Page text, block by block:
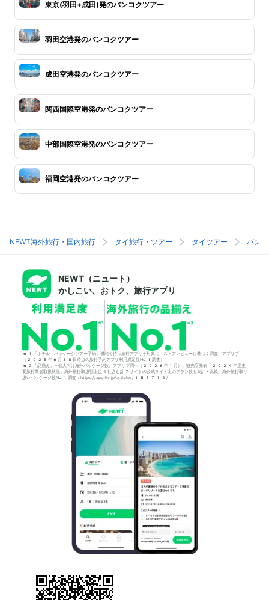
東京(羽田+成田)発のバンコクツアー
羽田空港発のバンコクツアー
成田空港発のバンコクツアー
関西国際空港発のバンコクツアー
中部国際空港発のバンコクツアー
福岡空港発のバンコクツアー
NEWT海外旅行・国内旅行 タイ旅行・ツアー タイツアー バン
NEWT（ニュート）
かしこい、おトク、旅行アプリ
*1「ホテル・パッケージツアー予約」機能を持つ旅行アプリを対象に、ストアレビューに基づく調査。アプリブ
（2025年6月18日時点の旅行予約アプリ利用満足度No.1調査）
*2「品揃え」＝個人向け海外パッケージ数。アプリブ調べ（2026年1月）。観光庁発表「2024年度主
要旅行業者取扱状況」海外旅行取扱額上位4社含む計7サイトの公式サイト上のプラン数を集計・比較。海外旅行取り
扱いパッケージ数No.1調査：https://app-liv.jp/articles/155712/